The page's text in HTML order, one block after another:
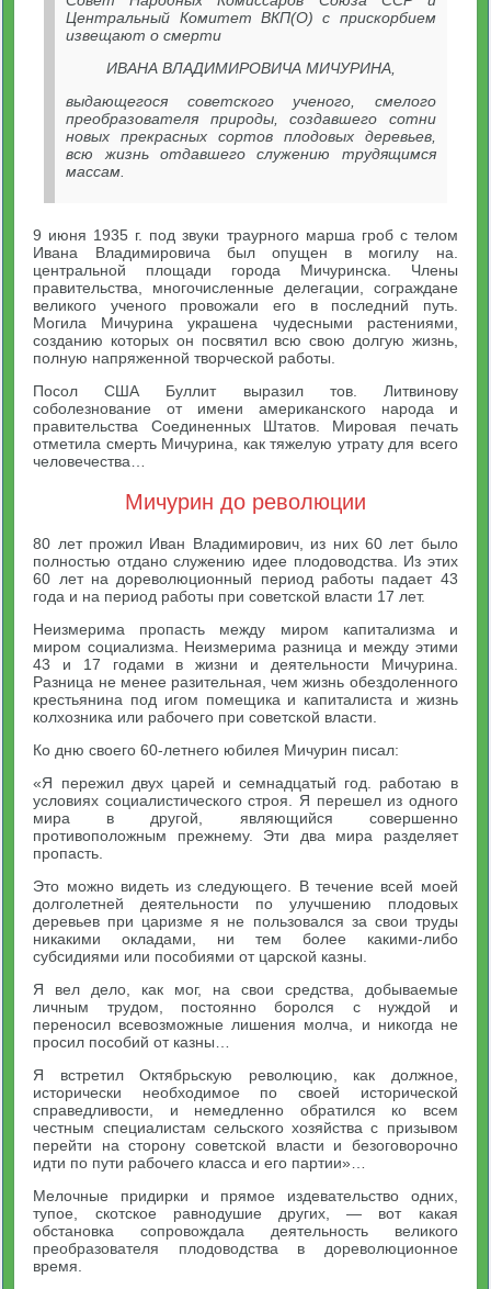
Центральный Комитет ВКП(О) с прискорбием
извещают о смерти
ИВАНА ВЛАДИМИРОВИЧА МИЧУРИНА,
выдающегося советского ученого, смелого
преобразователя природы, создавшего сотни
новых прекрасных сортов плодовых деревьев,
всю жизнь отдавшего служению трудящимся
массам.
9 июня 1935 г. под звуки траурного марша гроб с телом
Ивана Владимировича был опущен в могилу на.
центральной площади города Мичуринска. Члены
правительства, многочисленные делегации, сограждане
великого ученого провожали его в последний путь.
Могила Мичурина украшена чудесными растениями,
созданию которых он посвятил всю свою долгую жизнь,
полную напряженной творческой работы.
Посол США Буллит выразил тов. Литвинову
соболезнование от имени американского народа и
правительства Соединенных Штатов. Мировая печать
отметила смерть Мичурина, как тяжелую утрату для всего
человечества…
Мичурин до революции
80 лет прожил Иван Владимирович, из них 60 лет было
полностью отдано служению идее плодоводства. Из этих
60 лет на дореволюционный период работы падает 43
года и на период работы при советской власти 17 лет.
Неизмерима пропасть между миром капитализма и
миром социализма. Неизмерима разница и между этими
43 и 17 годами в жизни и деятельности Мичурина.
Разница не менее разительная, чем жизнь обездоленного
крестьянина под игом помещика и капиталиста и жизнь
колхозника или рабочего при советской власти.
Ко дню своего 60-летнего юбилея Мичурин писал:
«Я пережил двух царей и семнадцатый год. работаю в
условиях социалистического строя. Я перешел из одного
мира в другой, являющийся совершенно
противоположным прежнему. Эти два мира разделяет
пропасть.
Это можно видеть из следующего. В течение всей моей
долголетней деятельности по улучшению плодовых
деревьев при царизме я не пользовался за свои труды
никакими окладами, ни тем более какими-либо
субсидиями или пособиями от царской казны.
Я вел дело, как мог, на свои средства, добываемые
личным трудом, постоянно боролся с нуждой и
переносил всевозможные лишения молча, и никогда не
просил пособий от казны…
Я встретил Октябрьскую революцию, как должное,
исторически необходимое по своей исторической
справедливости, и немедленно обратился ко всем
честным специалистам сельского хозяйства с призывом
перейти на сторону советской власти и безоговорочно
идти по пути рабочего класса и его партии»…
Мелочные придирки и прямое издевательство одних,
тупое, скотское равнодушие других, — вот какая
обстановка сопровождала деятельность великого
преобразователя плодоводства в дореволюционное
время.